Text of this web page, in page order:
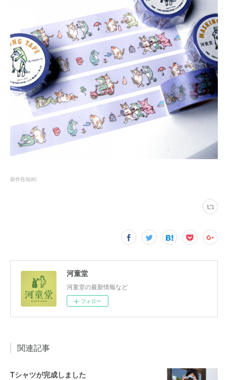
新作告知(6)
河童堂
河童堂の最新情報など
フォロー
関連記事
Tシャツが完成しました